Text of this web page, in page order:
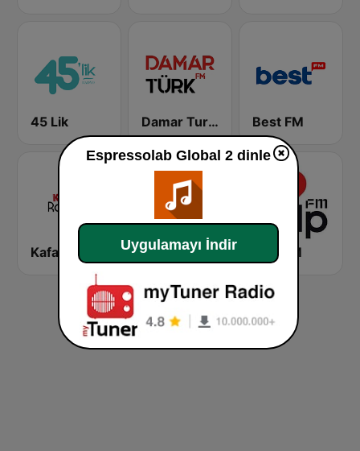
45 Lik Damar Turk FM Best FM
Kafa Radyo Virgin Radio Türkiye Kalp FM
Espressolab Global 2 dinle
Uygulamayı İndir